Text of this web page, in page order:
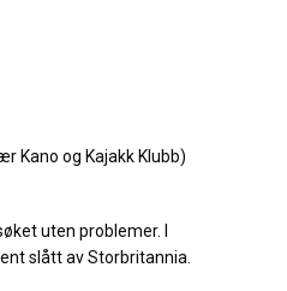
Kano og Kajakk Klubb)
uten problemer. I
slått av Storbritannia.